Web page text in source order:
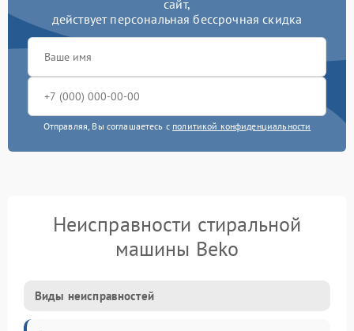
сайт,
действует персональная бессрочная скидка
Отправляя, Вы соглашаетесь с политикой конфиденциальности
Неисправности стиральной
машины Beko
Виды неисправностей